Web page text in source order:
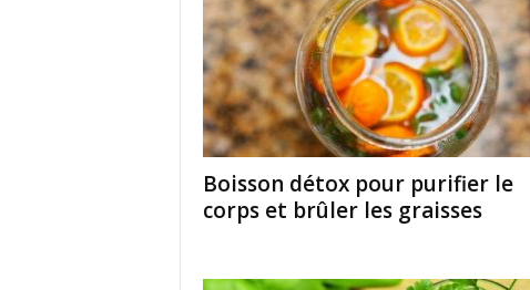
Boisson détox pour purifier le
corps et brûler les graisses